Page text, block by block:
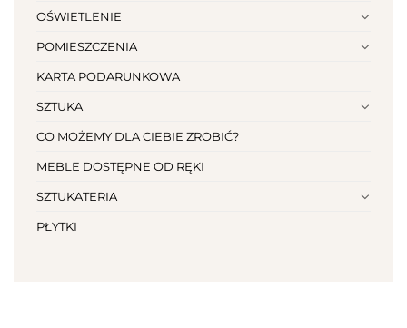
OŚWIETLENIE
POMIESZCZENIA
KARTA PODARUNKOWA
SZTUKA
CO MOŻEMY DLA CIEBIE ZROBIĆ?
MEBLE DOSTĘPNE OD RĘKI
SZTUKATERIA
PŁYTKI